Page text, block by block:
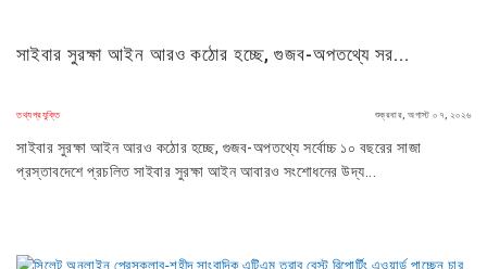
সাইবার সুরক্ষা আইন আরও কঠোর হচ্ছে, গুজব-অপতথ্যে সর...
তথ্যপ্রযুক্তি শুক্রবার, অগাস্ট ০৭, ২০২৬
সাইবার সুরক্ষা আইন আরও কঠোর হচ্ছে, গুজব-অপতথ্যে সর্বোচ্চ ১০ বছরের সাজা
প্রস্তাবদেশে প্রচলিত সাইবার সুরক্ষা আইন আবারও সংশোধনের উদ্য...